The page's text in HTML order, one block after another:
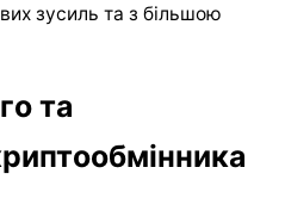
зусиль та з більшою
та